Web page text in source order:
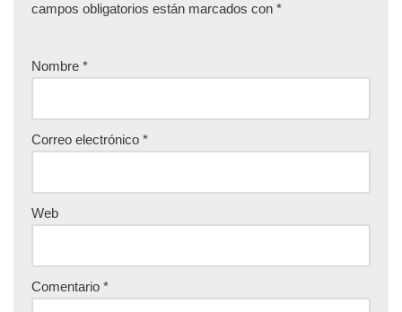
campos obligatorios están marcados con *
Nombre *
Correo electrónico *
Web
Comentario *